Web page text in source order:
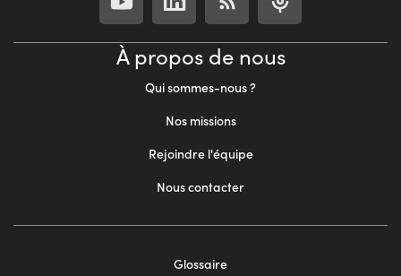
À propos de nous
Qui sommes-nous ?
Nos missions
Rejoindre l'équipe
Nous contacter
Glossaire